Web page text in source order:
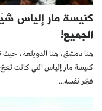
كنيسة مار إلياس
الجميع!
هنا دمشق، هنا الدويلعة، حيث
فجّر نفسه...